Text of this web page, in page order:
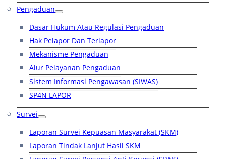
Pengaduan
Dasar Hukum Atau Regulasi Pengaduan
Hak Pelapor Dan Terlapor
Mekanisme Pengaduan
Alur Pelayanan Pengaduan
Sistem Informasi Pengawasan (SIWAS)
SP4N LAPOR
Survei
Laporan Survei Kepuasan Masyarakat (SKM)
Laporan Tindak Lanjut Hasil SKM